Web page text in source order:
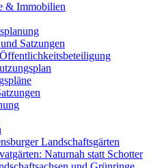
& Immobilien
Satzungen
Landschaftsgärten
Naturnah statt Schotter